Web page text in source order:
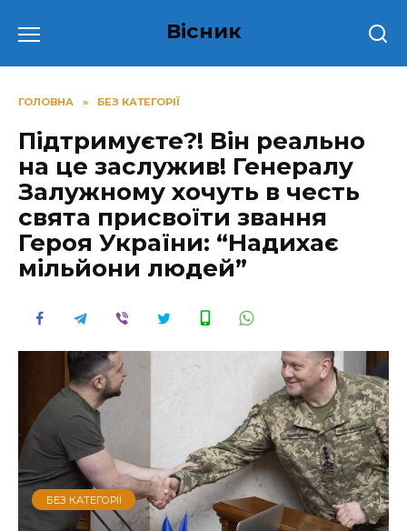
до
Вісник
ГОЛОВНА » БЕЗ КАТЕГОРІЇ
Підтримуєте?! Він реально
на це заслужив! Генералу
Залужному хочуть в честь
свята присвоїти звання
Героя України: “Надихає
мільйони людей”
БЕЗ КАТЕГОРІЇ